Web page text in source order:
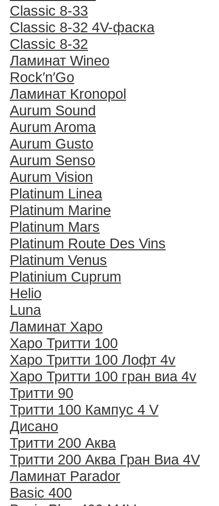
Classic 8-33
Classic 8-32 4V-фаска
Classic 8-32
Ламинат Wineo
Rock′n′Go
Ламинат Kronopol
Aurum Sound
Aurum Aroma
Aurum Gusto
Aurum Senso
Aurum Vision
Platinum Linea
Platinum Marine
Platinum Mars
Platinum Route Des Vins
Platinum Venus
Platinium Cuprum
Helio
Luna
Ламинат Харо
Харо Тритти 100
Харо Тритти 100 Лофт 4v
Харо Тритти 100 гран виа 4v
Тритти 90
Тритти 100 Кампус 4 V
Дисано
Тритти 200 Аква
Тритти 200 Аква Гран Виа 4V
Ламинат Parador
Basic 400